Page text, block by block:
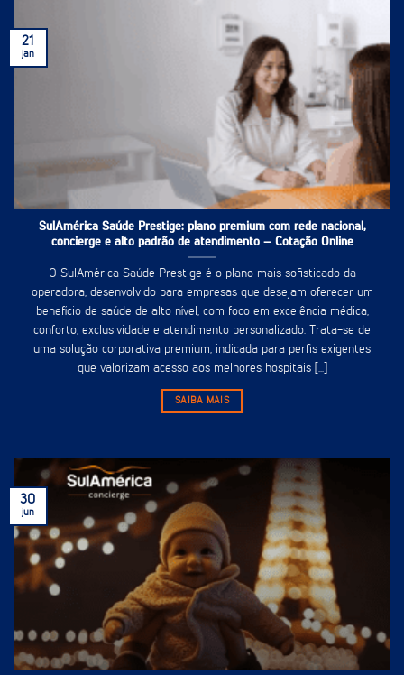
SulAmérica Saúde Prestige: plano premium com rede nacional,
concierge e alto padrão de atendimento – Cotação Online
O SulAmérica Saúde Prestige é o plano mais sofisticado da
operadora, desenvolvido para empresas que desejam oferecer um
benefício de saúde de alto nível, com foco em excelência médica,
conforto, exclusividade e atendimento personalizado. Trata-se de
uma solução corporativa premium, indicada para perfis exigentes
que valorizam acesso aos melhores hospitais [...]
SAIBA MAIS
21
jan
30
jun